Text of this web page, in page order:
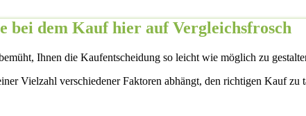
bei dem Kauf hier auf Vergleichsfrosch
Ihnen die Kaufentscheidung so leicht wie möglich zu
Vielzahl verschiedener Faktoren abhängt, den richtigen Kauf